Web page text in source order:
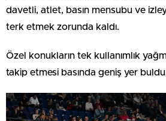
davetli, atlet, basın mensubu ve
terk etmek zorunda kaldı.
Özel konukların tek kullanımlık
takip etmesi basında geniş yer